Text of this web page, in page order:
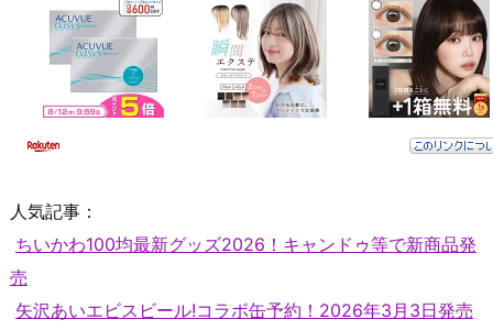
人気記事：
ちいかわ100均最新グッズ2026！キャンドゥ等で新商品発
売
矢沢あいエビスビール!コラボ缶予約！2026年3月3日発売